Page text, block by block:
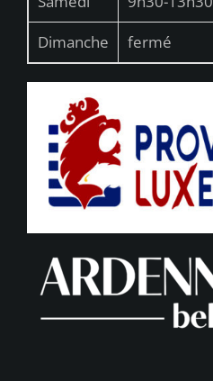
Dimanche
fermé